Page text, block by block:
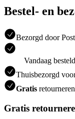
Bestel- en
Bezorgd door
Vandaag
Thuisbezorgd
Gratis
Gratis